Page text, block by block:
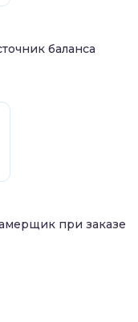
баланса
при заказе